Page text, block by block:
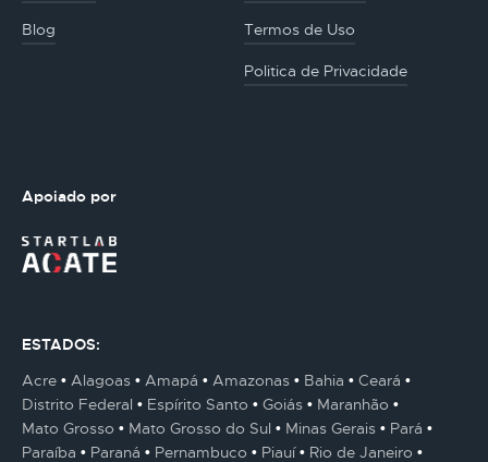
Blog Termos de Uso
Politica de Privacidade
Apoiado por
ESTADOS:
Acre
Alagoas Amapá Amazonas Bahia
Ceará
Distrito Federal
Espírito Santo Goiás
Maranhão
Mato Grosso
Mato Grosso do Sul Minas Gerais
Pará
Paraíba
Paraná Pernambuco Piauí Rio de Janeiro